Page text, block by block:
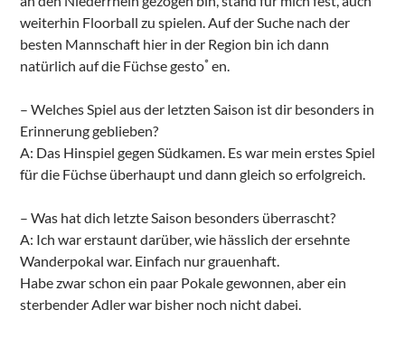
weiterhin Floorball zu spielen. Auf der Suche nach der
besten Mannschaft hier in der Region bin ich dann
natürlich auf die Füchse gestoﾟen.
– Welches Spiel aus der letzten Saison ist dir besonders in
Erinnerung geblieben?
A: Das Hinspiel gegen Südkamen. Es war mein erstes Spiel
für die Füchse überhaupt und dann gleich so erfolgreich.
– Was hat dich letzte Saison besonders überrascht?
A: Ich war erstaunt darüber, wie hässlich der ersehnte
Wanderpokal war. Einfach nur grauenhaft.
Habe zwar schon ein paar Pokale gewonnen, aber ein
sterbender Adler war bisher noch nicht dabei.